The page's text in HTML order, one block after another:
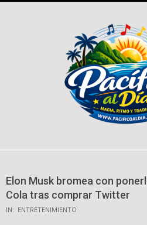
Elon Musk bromea con
Cola tras comprar Twitter
IN: ENTRETENIMIENTO